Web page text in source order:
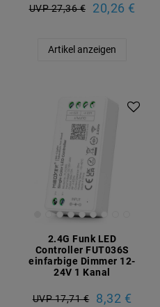
UVP 27,36 € 20,26 €
Artikel anzeigen
2.4G Funk LED
Controller FUT036S
einfarbige Dimmer 12-
24V 1 Kanal
UVP 17,71 € 8,32 €